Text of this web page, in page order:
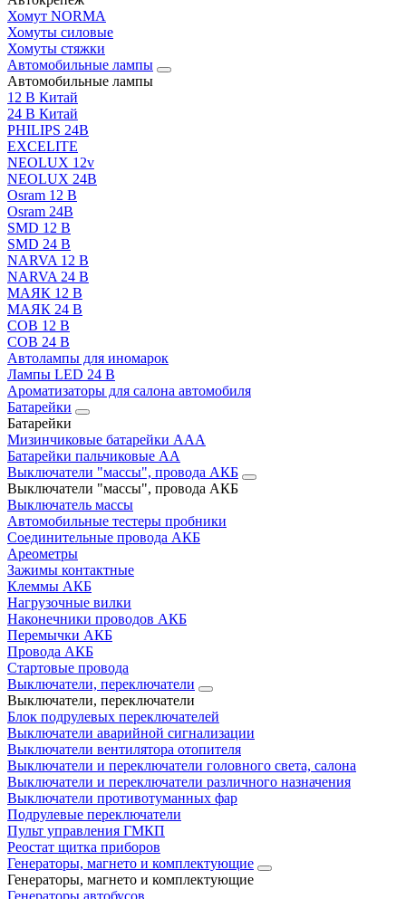
Хомут NORMA
Хомуты силовые
Хомуты стяжки
Автомобильные лампы
Автомобильные лампы
12 В Китай
24 В Китай
PHILIPS 24В
EXCELITE
NEOLUX 12v
NEOLUX 24В
Osram 12 В
Osram 24В
SMD 12 В
SMD 24 В
NARVA 12 В
NARVA 24 В
МАЯК 12 В
МАЯК 24 В
COB 12 В
COB 24 В
Автолампы для иномарок
Лампы LED 24 B
Ароматизаторы для салона автомобиля
Батарейки
Батарейки
Мизинчиковые батарейки AAA
Батарейки пальчиковые АА
Выключатели "массы", провода АКБ
Выключатели "массы", провода АКБ
Выключатель массы
Автомобильные тестеры пробники
Соединительные провода АКБ
Ареометры
Зажимы контактные
Клеммы АКБ
Нагрузочные вилки
Наконечники проводов АКБ
Перемычки АКБ
Провода АКБ
Стартовые провода
Выключатели, переключатели
Выключатели, переключатели
Блок подрулевых переключателей
Выключатели аварийной сигнализации
Выключатели вентилятора отопителя
Выключатели и переключатели головного света, салона
Выключатели и переключатели различного назначения
Выключатели противотуманных фар
Подрулевые переключатели
Пульт управления ГМКП
Реостат щитка приборов
Генераторы, магнето и комплектующие
Генераторы, магнето и комплектующие